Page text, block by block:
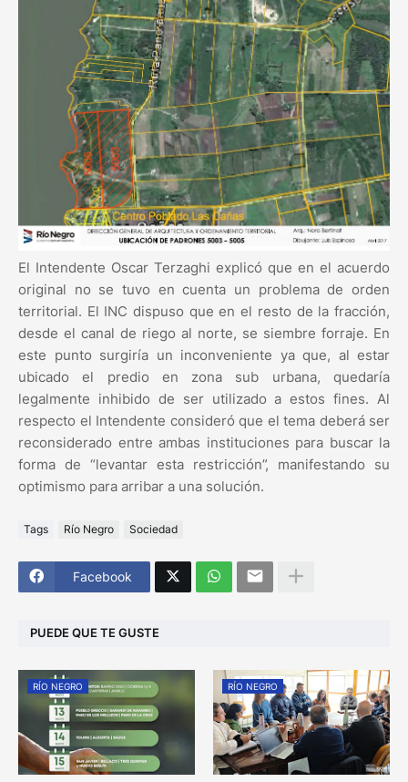
El Intendente Oscar Terzaghi explicó que en el acuerdo
original no se tuvo en cuenta un problema de orden
territorial. El INC dispuso que en el resto de la fracción,
desde el canal de riego al norte, se siembre forraje. En
este punto surgiría un inconveniente ya que, al estar
ubicado el predio en zona sub urbana, quedaría
legalmente inhibido de ser utilizado a estos fines. Al
respecto el Intendente consideró que el tema deberá ser
reconsiderado entre ambas instituciones para buscar la
forma de “levantar esta restricción”, manifestando su
optimismo para arribar a una solución.
Tags Río Negro Sociedad
Facebook
PUEDE QUE TE GUSTE
RÍO NEGRO RÍO NEGRO